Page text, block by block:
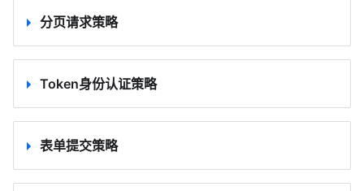
分页请求策略
Token身份认证策略
表单提交策略